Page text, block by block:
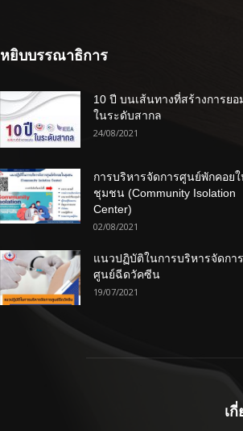
หยิบบรรณาธิการ
10 ปี บนเส้นทางที่สร้างการยอ
ในระดับสากล
24/08/2021
การบริหารจัดการศูนย์พักคอย
ชุมชน (Community Isolation
Center)
02/08/2021
แนวปฏิบัติในการบริหารจัดการ
ศูนย์ฉีดวัคซีน
19/07/2021
เ